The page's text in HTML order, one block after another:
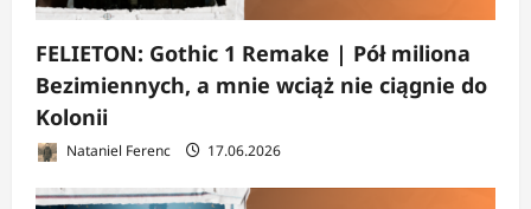
FELIETON: Gothic 1 Remake | Pół miliona
Bezimiennych, a mnie wciąż nie ciągnie do
Kolonii
Nataniel Ferenc 17.06.2026